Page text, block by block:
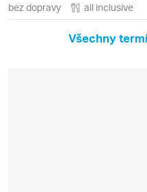
bez dopravy all inclusive
Všechny